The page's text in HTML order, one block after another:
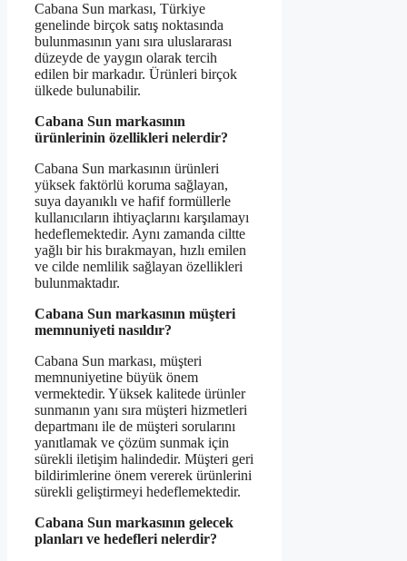
Cabana Sun markası, Türkiye
genelinde birçok satış noktasında
bulunmasının yanı sıra uluslararası
düzeyde de yaygın olarak tercih
edilen bir markadır. Ürünleri birçok
ülkede bulunabilir.
Cabana Sun markasının
ürünlerinin özellikleri nelerdir?
Cabana Sun markasının ürünleri
yüksek faktörlü koruma sağlayan,
suya dayanıklı ve hafif formüllerle
kullanıcıların ihtiyaçlarını karşılamayı
hedeflemektedir. Aynı zamanda ciltte
yağlı bir his bırakmayan, hızlı emilen
ve cilde nemlilik sağlayan özellikleri
bulunmaktadır.
Cabana Sun markasının müşteri
memnuniyeti nasıldır?
Cabana Sun markası, müşteri
memnuniyetine büyük önem
vermektedir. Yüksek kalitede ürünler
sunmanın yanı sıra müşteri hizmetleri
departmanı ile de müşteri sorularını
yanıtlamak ve çözüm sunmak için
sürekli iletişim halindedir. Müşteri geri
bildirimlerine önem vererek ürünlerini
sürekli geliştirmeyi hedeflemektedir.
Cabana Sun markasının gelecek
planları ve hedefleri nelerdir?